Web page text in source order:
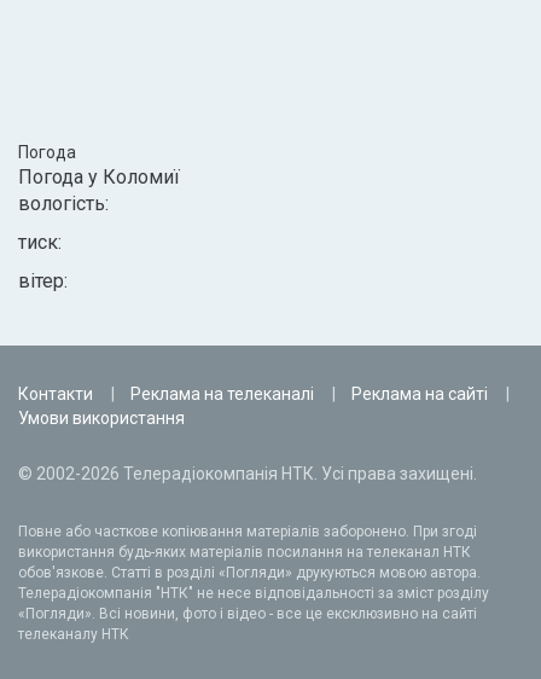
Погода
Погода у Коломиї
вологість:
тиск:
вітер:
Контакти Реклама на телеканалі
Реклама на сайті
Умови використання
© 2002-2026 Телерадіокомпанія НТК. Усі права захищені.
Повне або часткове копіювання матеріалів заборонено. При згоді
використання будь-яких матеріалів посилання на телеканал НТК
обов'язкове. Статті в розділі «Погляди» друкуються мовою автора.
Телерадіокомпанія "НТК" не несе відповідальності за зміст розділу
«Погляди». Всі новини, фото і відео - все це ексклюзивно на сайті
телеканалу НТК